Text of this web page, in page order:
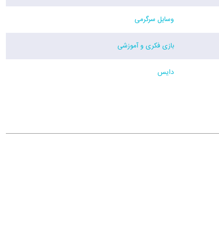
وسایل سرگرمی
بازی فکری و آموزشی
دایس